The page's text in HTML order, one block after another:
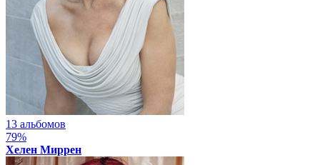
13 альбомов
79%
Хелен Миррен